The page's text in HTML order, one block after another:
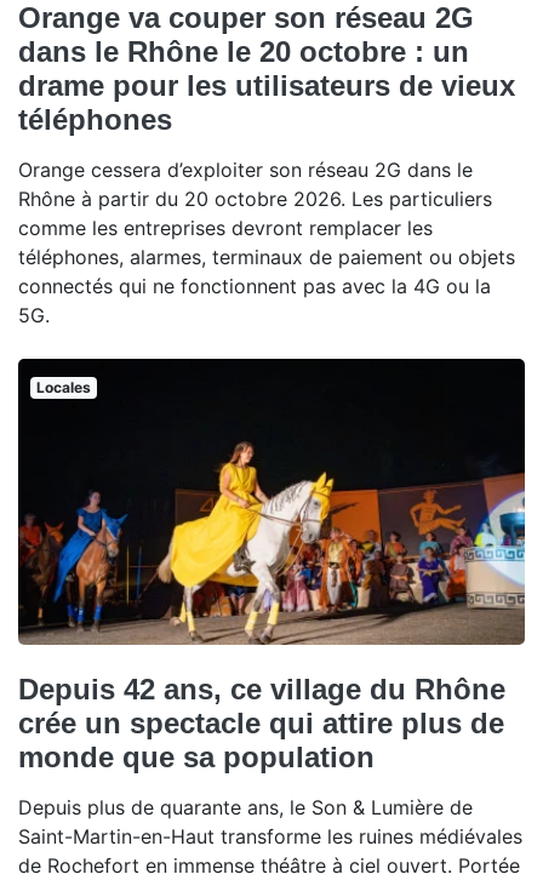
Orange va couper son réseau 2G
dans le Rhône le 20 octobre : un
drame pour les utilisateurs de vieux
téléphones
Orange cessera d’exploiter son réseau 2G dans le
Rhône à partir du 20 octobre 2026. Les particuliers
comme les entreprises devront remplacer les
téléphones, alarmes, terminaux de paiement ou objets
connectés qui ne fonctionnent pas avec la 4G ou la
5G.
Locales
Depuis 42 ans, ce village du Rhône
crée un spectacle qui attire plus de
monde que sa population
Depuis plus de quarante ans, le Son & Lumière de
Saint-Martin-en-Haut transforme les ruines médiévales
de Rochefort en immense théâtre à ciel ouvert. Portée